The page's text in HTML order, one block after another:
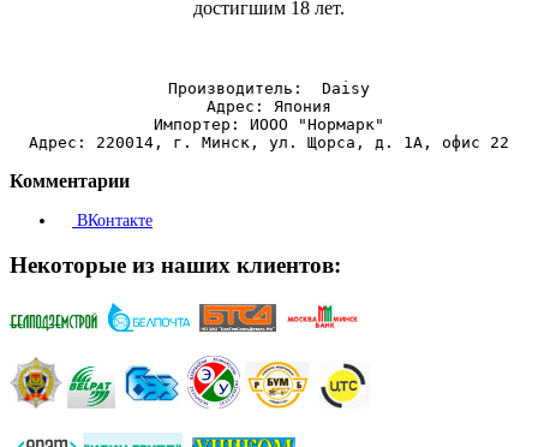
достигшим 18 лет.
Производитель:  Daisy
Адрес: Япония
Импортер: ИООО "Нормарк"
Адрес: 220014, г. Минск, ул. Щорса, д. 1А, офис 22
Комментарии
ВКонтакте
Некоторые из наших клиентов: